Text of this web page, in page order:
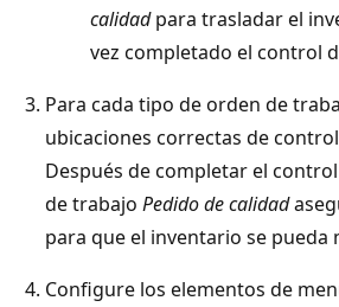
calidadpara trasladar el
vez completado el control
Para cada tipo de orden de
ubicaciones correctas de
Después de completar el
de trabajo Pedido de calidad
para que el inventario se
Configure los elementos de